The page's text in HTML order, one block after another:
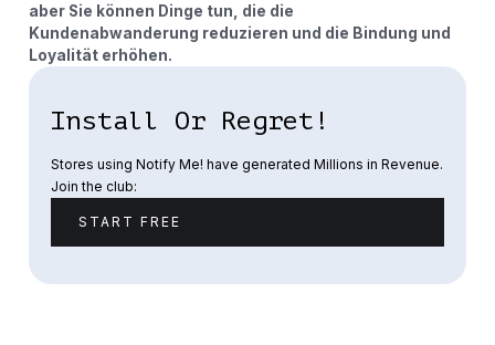
aber Sie können Dinge tun, die die
Kundenabwanderung reduzieren und die Bindung und
Loyalität erhöhen.
Install Or Regret!
Stores using Notify Me! have generated Millions in Revenue.
Join the club:
START FREE